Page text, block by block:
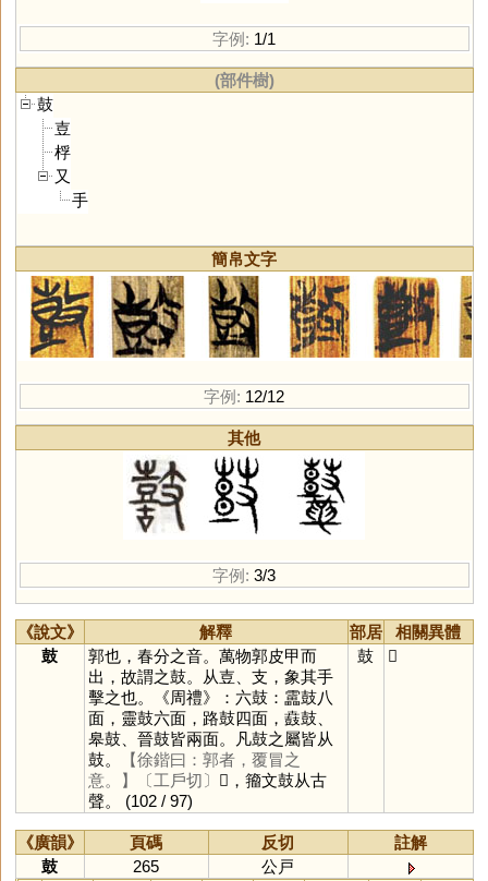
字例: 1/1
(部件樹)
鼓
壴
桴
又
手
簡帛文字
字例: 12/12
其他
字例: 3/3
《說文》 解釋 部居
相關異體
鼓
郭也，春分之音。萬物郭皮甲而
出，故謂之鼓。从壴、支，象其手
擊之也。《周禮》：六鼓：靁鼓八
面，靈鼓六面，路鼓四面，鼖鼓、
皋鼓、晉鼓皆兩面。凡鼓之屬皆从
鼓。
【徐鍇曰：郭者，覆冒之
意。】
〔工戶切〕
𪔐，籀文鼓从古
聲。 (102 / 97)
鼓 𪔐
《廣韻》 頁碼 反切
註解
鼓
265
公戸